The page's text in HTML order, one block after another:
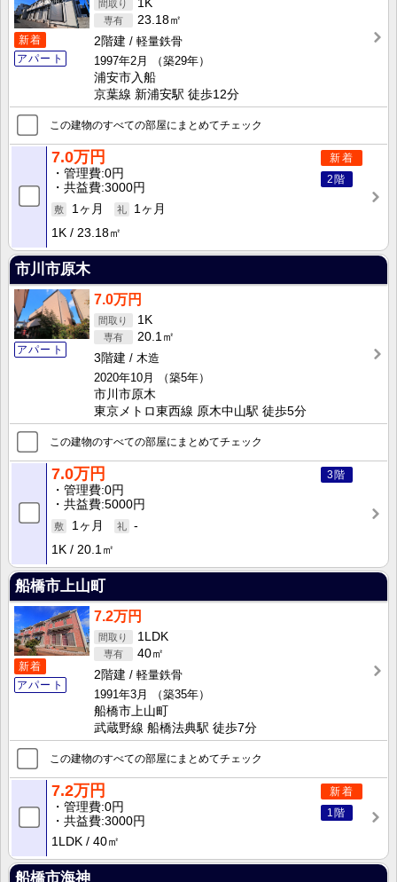
新着
アパート
1K
23.18㎡
2階建
軽量鉄骨
1997年2月
（築29年）
浦安市入船
京葉線 新浦安駅 徒歩12分
この建物のすべての部屋にまとめてチェック
新着
2階
7.0万円
管理費 0円
共益費 3000円
1ヶ月
1ヶ月
1K
23.18㎡
市川市原木
アパート
7.0万円
1K
20.1㎡
3階建
木造
2020年10月
（築5年）
市川市原木
東京メトロ東西線 原木中山駅 徒歩5分
この建物のすべての部屋にまとめてチェック
3階
7.0万円
管理費 0円
共益費 5000円
1ヶ月
-
1K
20.1㎡
船橋市上山町
新着
アパート
7.2万円
1LDK
40㎡
2階建
軽量鉄骨
1991年3月
（築35年）
船橋市上山町
武蔵野線 船橋法典駅 徒歩7分
この建物のすべての部屋にまとめてチェック
新着
1階
7.2万円
管理費 0円
共益費 3000円
1LDK
40㎡
船橋市海神